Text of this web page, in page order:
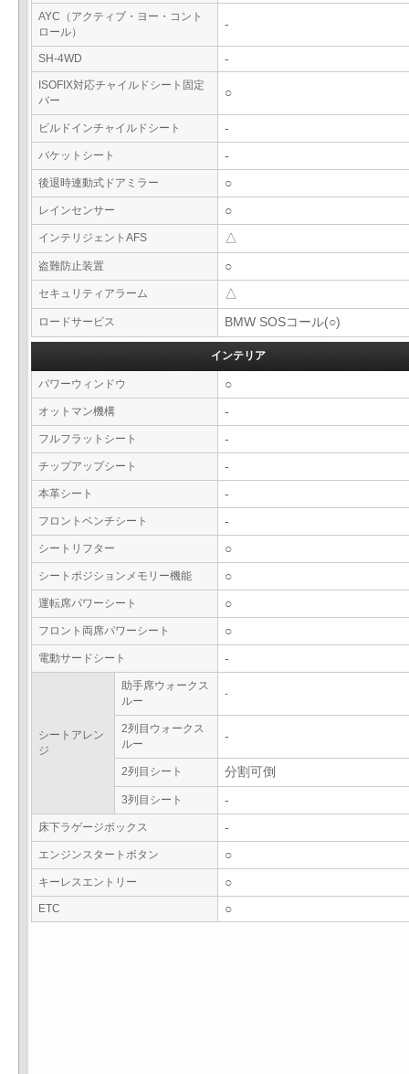
AYC（アクティブ・ヨー・コント
ロール）
-
SH-4WD -
ISOFIX対応チャイルドシート固定
バー
○
ビルドインチャイルドシート -
バケットシート -
後退時連動式ドアミラー ○
レインセンサー ○
インテリジェントAFS △
盗難防止装置 ○
セキュリティアラーム △
ロードサービス BMW SOSコール(○)
インテリア
パワーウィンドウ ○
オットマン機構 -
フルフラットシート -
チップアップシート -
本革シート -
フロントベンチシート -
シートリフター ○
シートポジションメモリー機能 ○
運転席パワーシート ○
フロント両席パワーシート ○
電動サードシート -
シートアレン
ジ
助手席ウォークス
ルー
-
2列目ウォークス
ルー
-
2列目シート 分割可倒
3列目シート -
床下ラゲージボックス -
エンジンスタートボタン ○
キーレスエントリー ○
ETC ○